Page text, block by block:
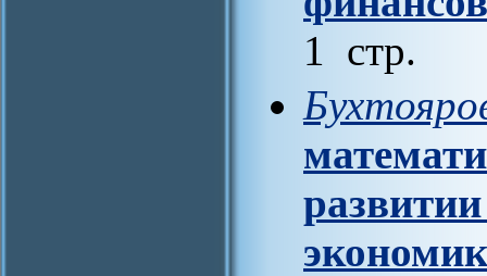
1 стр.